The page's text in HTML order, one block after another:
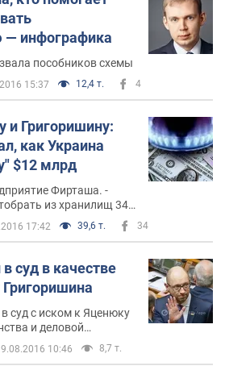
— инфографика
пособников схемы
15:37 12,4 т. 4
Григоришину:
как Украина
$12 млрд
Фирташа. -
из хранилищ 345
17:42 39,6 т. 34
суд в качестве
Григоришина
суд с иском к Яценюку
и деловой
10:46 8,7 т.